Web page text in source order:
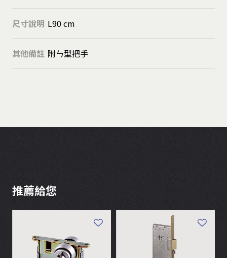
尺寸說明 L90 cm
其他備註 附ㄣ型把手
推薦給您